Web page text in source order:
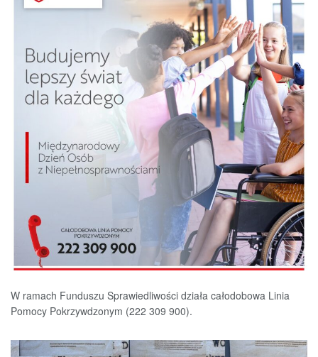
W ramach Funduszu Sprawiedliwości działa całodobowa Linia
Pomocy Pokrzywdzonym (222 309 900).